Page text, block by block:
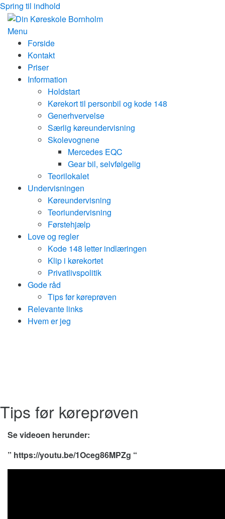
Spring til indhold
Menu
Forside
Kontakt
Priser
Information
Holdstart
Kørekort til personbil og kode 148
Generhvervelse
Særlig køreundervisning
Skolevognene
Mercedes EQC
Gear bil, selvfølgelig
Teorilokalet
Undervisningen
Køreundervisning
Teoriundervisning
Førstehjælp
Love og regler
Kode 148 letter indlæringen
Klip i kørekortet
Privatlivspolitik
Gode råd
Tips før køreprøven
Relevante links
Hvem er jeg
Tips før køreprøven
Se videoen herunder:
” https://youtu.be/1Oceg86MPZg “